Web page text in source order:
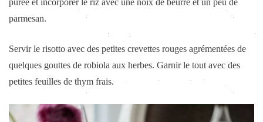
parmesan.
Servir le risotto avec des petites crevettes rouges agrémentées de
quelques gouttes de robiola aux herbes. Garnir le tout avec des
petites feuilles de thym frais.